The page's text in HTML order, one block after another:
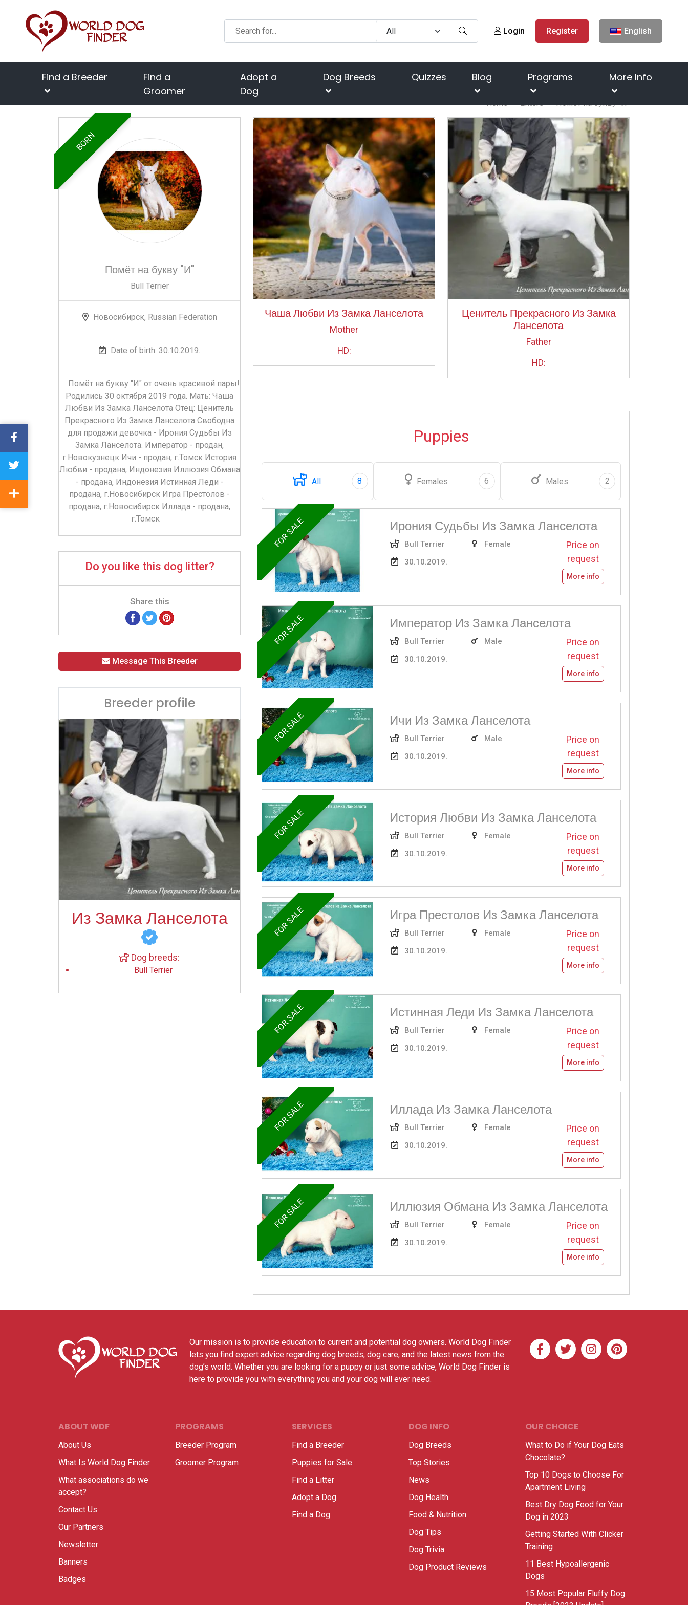
Login Register English
Find a Breeder
Find a
Groomer
Adopt a
Dog
Dog Breeds Quizzes Blog Programs More Info
Home Litters Помёт на букву "И"
BORN
Помёт на букву "И"
Bull Terrier
Новосибирск, Russian Federation
Date of birth: 30.10.2019.
Помёт на букву "И" от очень красивой пары!
Родились 30 октября 2019 года. Мать: Чаша
Любви Из Замка Ланселота Отец: Ценитель
Прекрасного Из Замка Ланселота Свободна
для продажи девочка - Ирония Судьбы Из
Замка Ланселота. Император - продан,
г.Новокузнецк Ичи - продан, г.Томск История
Любви - продана, Индонезия Иллюзия Обмана
- продана, Индонезия Истинная Леди -
продана, г.Новосибирск Игра Престолов -
продана, г.Новосибирск Иллада - продана,
г.Томск
Do you like this dog litter?
Share this
Message This Breeder
Breeder profile
Из Замка Ланселота
Dog breeds:
Bull Terrier
Чаша Любви Из Замка Ланселота
Mother
HD:
Ценитель Прекрасного Из Замка
Ланселота
Father
HD:
Puppies
All 8 Females 6 Males 2
FOR SALE Ирония Судьбы Из Замка Ланселота
Bull Terrier
30.10.2019.
Female
Price on
request
More info
FOR SALE Император Из Замка Ланселота
Bull Terrier
30.10.2019.
Male
Price on
request
More info
FOR SALE Ичи Из Замка Ланселота
Bull Terrier
30.10.2019.
Male
Price on
request
More info
FOR SALE История Любви Из Замка Ланселота
Bull Terrier
30.10.2019.
Female
Price on
request
More info
FOR SALE Игра Престолов Из Замка Ланселота
Bull Terrier
30.10.2019.
Female
Price on
request
More info
FOR SALE Истинная Леди Из Замка Ланселота
Bull Terrier
30.10.2019.
Female
Price on
request
More info
FOR SALE Иллада Из Замка Ланселота
Bull Terrier
30.10.2019.
Female
Price on
request
More info
FOR SALE Иллюзия Обмана Из Замка Ланселота
Bull Terrier
30.10.2019.
Female
Price on
request
More info
Our mission is to provide education to current and potential dog owners. World Dog Finder
lets you find expert advice regarding dog breeds, dog care, and the latest news from the
dog’s world. Whether you are looking for a puppy or just some advice, World Dog Finder is
here to provide you with everything you and your dog will ever need.
ABOUT WDF
About Us
What Is World Dog Finder
What associations do we
accept?
Contact Us
Our Partners
Newsletter
Banners
Badges
PROGRAMS
Breeder Program
Groomer Program
SERVICES
Find a Breeder
Puppies for Sale
Find a Litter
Adopt a Dog
Find a Dog
DOG INFO
Dog Breeds
Top Stories
News
Dog Health
Food & Nutrition
Dog Tips
Dog Trivia
Dog Product Reviews
OUR CHOICE
What to Do if Your Dog Eats
Chocolate?
Top 10 Dogs to Choose For
Apartment Living
Best Dry Dog Food for Your
Dog in 2023
Getting Started With Clicker
Training
11 Best Hypoallergenic
Dogs
15 Most Popular Fluffy Dog